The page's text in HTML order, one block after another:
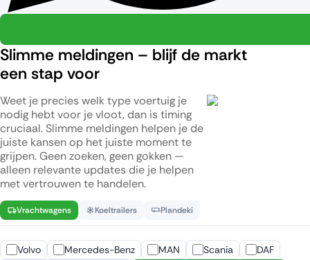
Slimme meldingen – blijf de markt
een stap voor
Weet je precies welk type voertuig je
nodig hebt voor je vloot, dan is timing
cruciaal. Slimme meldingen helpen je de
juiste kansen op het juiste moment te
grijpen. Geen zoeken, geen gokken —
alleen relevante updates die je helpen
met vertrouwen te handelen.
Vrachtwagens Koeltrailers Plandeki
Volvo Mercedes-Benz MAN Scania DAF